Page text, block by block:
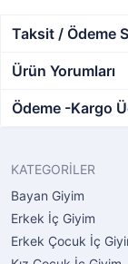
Taksit / Ödeme
Ürün Yorumları
Ödeme -Kargo
KATEGORİLER
Bayan Giyim
Erkek İç Giyim
Erkek Çocuk İç